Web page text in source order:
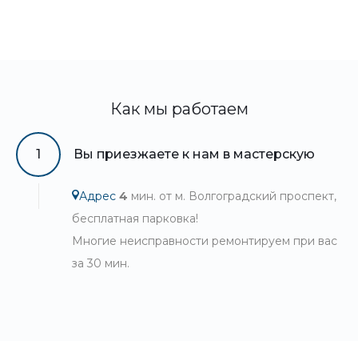
Как мы работаем
1 Вы приезжаете к нам в мастерскую
Адрес 4 мин. от м. Волгоградский проспект,
бесплатная парковка!
Многие неисправности ремонтируем при вас
за 30 мин.